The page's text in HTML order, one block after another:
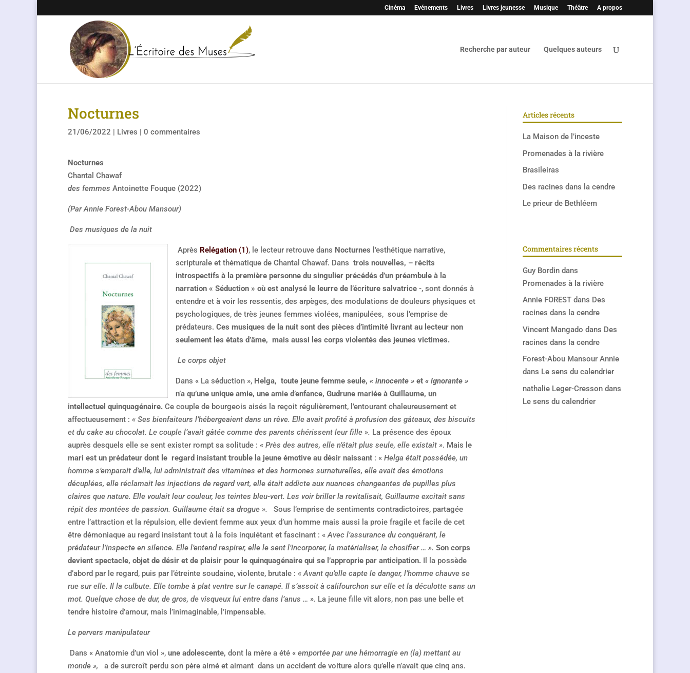
Cinéma Evénements Livres Livres jeunesse Musique Théâtre A propos
Recherche par auteur Quelques auteurs
Nocturnes
21/06/2022 | Livres | 0 commentaires
Nocturnes
Chantal Chawaf
des femmes Antoinette Fouque (2022)
(Par Annie Forest-Abou Mansour)
Des musiques de la nuit
Après Relégation (1), le lecteur retrouve dans Nocturnes l’esthétique narrative,
scripturale et thématique de Chantal Chawaf. Dans trois nouvelles, – récits
introspectifs à la première personne du singulier précédés d’un préambule à la
narration « Séduction » où est analysé le leurre de l’écriture salvatrice -, sont donnés à
entendre et à voir les ressentis, des arpèges, des modulations de douleurs physiques et
psychologiques, de très jeunes femmes violées, manipulées, sous l’emprise de
prédateurs. Ces musiques de la nuit sont des pièces d’intimité livrant au lecteur non
seulement les états d’âme, mais aussi les corps violentés des jeunes victimes.
Le corps objet
Dans « La séduction », Helga, toute jeune femme seule, « innocente » et « ignorante »
n’a qu’une unique amie, une amie d’enfance, Gudrune mariée à Guillaume, un
intellectuel quinquagénaire. Ce couple de bourgeois aisés la reçoit régulièrement, l’entourant chaleureusement et
affectueusement : « Ses bienfaiteurs l’hébergeaient dans un rêve. Elle avait profité à profusion des gâteaux, des biscuits
et du cake au chocolat. Le couple l’avait gâtée comme des parents chérissent leur fille ». La présence des époux
auprès desquels elle se sent exister rompt sa solitude : « Près des autres, elle n’était plus seule, elle existait ». Mais le
mari est un prédateur dont le regard insistant trouble la jeune émotive au désir naissant : « Helga était possédée, un
homme s’emparait d’elle, lui administrait des vitamines et des hormones surnaturelles, elle avait des émotions
décuplées, elle réclamait les injections de regard vert, elle était addicte aux nuances changeantes de pupilles plus
claires que nature. Elle voulait leur couleur, les teintes bleu-vert. Les voir briller la revitalisait, Guillaume excitait sans
répit des montées de passion. Guillaume était sa drogue ». Sous l’emprise de sentiments contradictoires, partagée
entre l’attraction et la répulsion, elle devient femme aux yeux d’un homme mais aussi la proie fragile et facile de cet
être démoniaque au regard insistant tout à la fois inquiétant et fascinant : «Avec l’assurance du conquérant, le
prédateur l’inspecte en silence. Elle l’entend respirer, elle le sent l’incorporer, la matérialiser, la chosifier … ». Son corps
devient spectacle, objet de désir et de plaisir pour le quinquagénaire qui se l’approprie par anticipation. Il la possède
d’abord par le regard, puis par l’étreinte soudaine, violente, brutale : «Avant qu’elle capte le danger, l’homme chauve se
rue sur elle. Il la culbute. Elle tombe à plat ventre sur le canapé. Il s’assoit à califourchon sur elle et la déculotte sans un
mot. Quelque chose de dur, de gros, de visqueux lui entre dans l’anus … ». La jeune fille vit alors, non pas une belle et
tendre histoire d’amour, mais l’inimaginable, l’impensable.
Le pervers manipulateur
Dans « Anatomie d’un viol », une adolescente, dont la mère a été « emportée par une hémorragie en (la) mettant au
monde »,
a de surcroît perdu son père aimé et aimant dans un accident de voiture alors qu’elle n’avait que cinq ans.
Articles récents
La Maison de l’inceste
Promenades à la rivière
Brasileiras
Des racines dans la cendre
Le prieur de Bethléem
Commentaires récents
Guy Bordindans
Promenades à la rivière
Annie FORESTdans Des
racines dans la cendre
Vincent Mangado dans Des
racines dans la cendre
Forest-Abou Mansour Annie
dans Le sens du calendrier
nathalie Leger-Cressondans
Le sens du calendrier